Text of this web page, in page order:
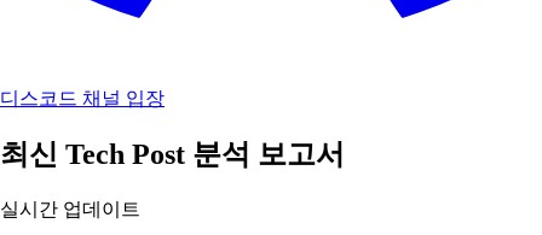
디스코드 채널 입장
최신 Tech Post 분석 보고서
실시간 업데이트